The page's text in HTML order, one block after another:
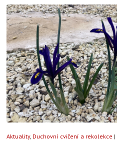
Aktuality, Duchovní cvičení a rekolekce |